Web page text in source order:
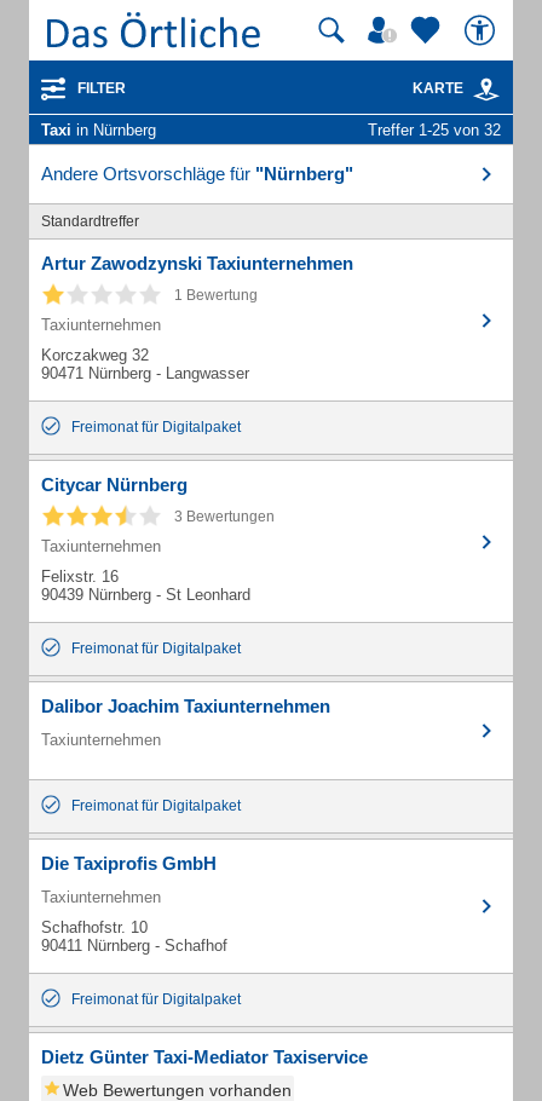
FILTER KARTE
Taxi in Nürnberg Treffer 1-25 von 32
Andere Ortsvorschläge für "Nürnberg"
Standardtreffer
Artur Zawodzynski Taxiunternehmen
1 Bewertung
Taxiunternehmen
Korczakweg 32
90471 Nürnberg - Langwasser
Freimonat für Digitalpaket
Citycar Nürnberg
3 Bewertungen
Taxiunternehmen
Felixstr. 16
90439 Nürnberg - St Leonhard
Freimonat für Digitalpaket
Dalibor Joachim Taxiunternehmen
Taxiunternehmen
Freimonat für Digitalpaket
Die Taxiprofis GmbH
Taxiunternehmen
Schafhofstr. 10
90411 Nürnberg - Schafhof
Freimonat für Digitalpaket
Dietz Günter Taxi-Mediator Taxiservice
Web Bewertungen vorhanden